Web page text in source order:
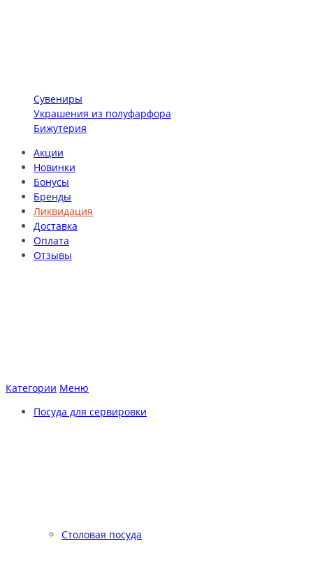
Сувениры
Украшения из полуфарфора
Бижутерия
Акции
Новинки
Бонусы
Бренды
Ликвидация
Доставка
Оплата
Отзывы
Категории Меню
Посуда для сервировки
Столовая посуда